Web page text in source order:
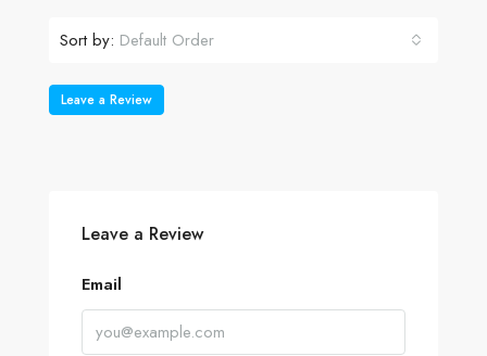
Sort by: Default Order
Leave a Review
Leave a Review
Email